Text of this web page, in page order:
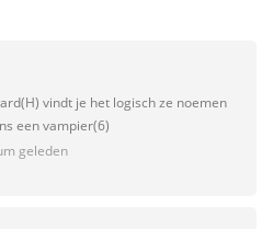
vindt je het logisch ze noemen
een vampier(6)
geleden